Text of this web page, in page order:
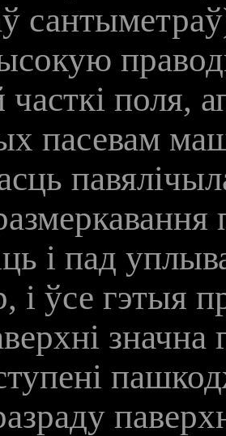
часткі поля,
пасевам
і пад
і ўсе гэтыя